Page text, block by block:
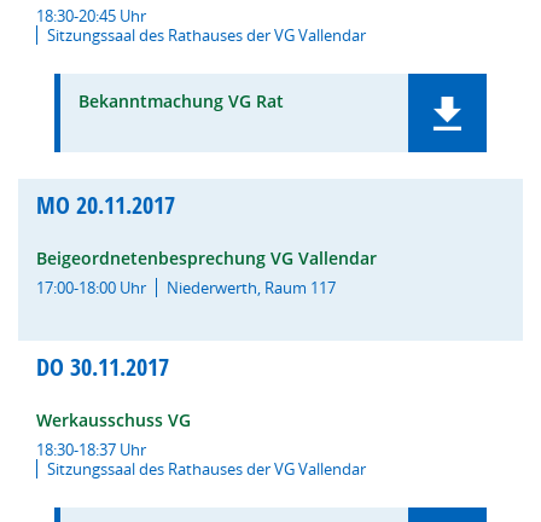
18:30-20:45 Uhr
Sitzungssaal des Rathauses der VG Vallendar
Bekanntmachung VG Rat
MO 20.11.2017
Beigeordnetenbesprechung VG Vallendar
17:00-18:00 Uhr Niederwerth, Raum 117
DO 30.11.2017
Werkausschuss VG
18:30-18:37 Uhr
Sitzungssaal des Rathauses der VG Vallendar